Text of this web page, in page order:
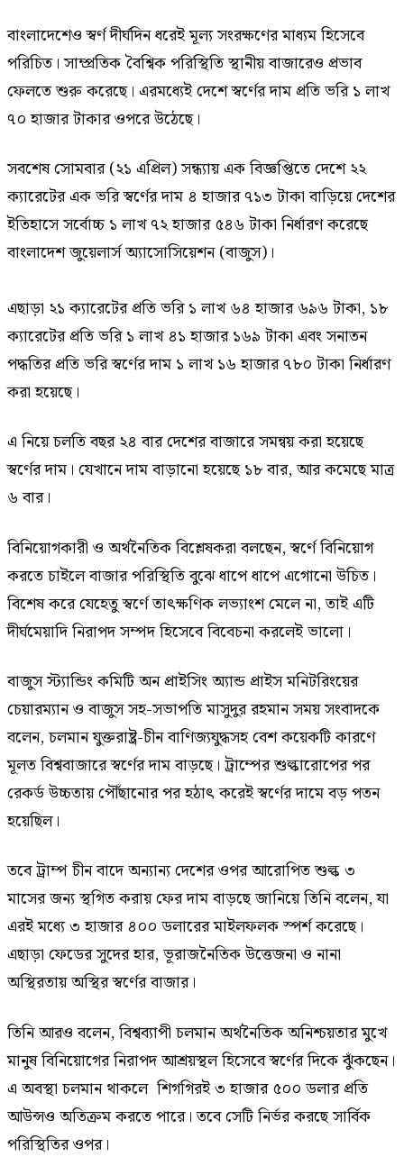
বাংলাদেশেও স্বর্ণ দীর্ঘদিন ধরেই মূল্য সংরক্ষণের মাধ্যম হিসেবে
পরিচিত। সাম্প্রতিক বৈশ্বিক পরিস্থিতি স্থানীয় বাজারেও প্রভাব
ফেলতে শুরু করেছে। এরমধ্যেই দেশে স্বর্ণের দাম প্রতি ভরি ১ লাখ
৭০ হাজার টাকার ওপরে উঠেছে।
সবশেষ সোমবার (২১ এপ্রিল) সন্ধ্যায় এক বিজ্ঞপ্তিতে দেশে ২২
ক্যারেটের এক ভরি স্বর্ণের দাম ৪ হাজার ৭১৩ টাকা বাড়িয়ে দেশের
ইতিহাসে সর্বোচ্চ ১ লাখ ৭২ হাজার ৫৪৬ টাকা নির্ধারণ করেছে
বাংলাদেশ জুয়েলার্স অ্যাসোসিয়েশন (বাজুস)।
এছাড়া ২১ ক্যারেটের প্রতি ভরি ১ লাখ ৬৪ হাজার ৬৯৬ টাকা, ১৮
ক্যারেটের প্রতি ভরি ১ লাখ ৪১ হাজার ১৬৯ টাকা এবং সনাতন
পদ্ধতির প্রতি ভরি স্বর্ণের দাম ১ লাখ ১৬ হাজার ৭৮০ টাকা নির্ধারণ
করা হয়েছে।
এ নিয়ে চলতি বছর ২৪ বার দেশের বাজারে সমন্বয় করা হয়েছে
স্বর্ণের দাম। যেখানে দাম বাড়ানো হয়েছে ১৮ বার, আর কমেছে মাত্র
৬ বার।
বিনিয়োগকারী ও অর্থনৈতিক বিশ্লেষকরা বলছেন, স্বর্ণে বিনিয়োগ
করতে চাইলে বাজার পরিস্থিতি বুঝে ধাপে ধাপে এগোনো উচিত।
বিশেষ করে যেহেতু স্বর্ণে তাৎক্ষণিক লভ্যাংশ মেলে না, তাই এটি
দীর্ঘমেয়াদি নিরাপদ সম্পদ হিসেবে বিবেচনা করলেই ভালো।
বাজুস স্ট্যান্ডিং কমিটি অন প্রাইসিং অ্যান্ড প্রাইস মনিটরিংয়ের
চেয়ারম্যান ও বাজুস সহ-সভাপতি মাসুদুর রহমান সময় সংবাদকে
বলেন, চলমান যুক্তরাষ্ট্র-চীন বাণিজ্যযুদ্ধসহ বেশ কয়েকটি কারণে
মূলত বিশ্ববাজারে স্বর্ণের দাম বাড়ছে। ট্রাম্পের শুল্কারোপের পর
রেকর্ড উচ্চতায় পৌঁছানোর পর হঠাৎ করেই স্বর্ণের দামে বড় পতন
হয়েছিল।
তবে ট্রাম্প চীন বাদে অন্যান্য দেশের ওপর আরোপিত শুল্ক ৩
মাসের জন্য স্থগিত করায় ফের দাম বাড়ছে জানিয়ে তিনি বলেন, যা
এরই মধ্যে ৩ হাজার ৪০০ ডলারের মাইলফলক স্পর্শ করেছে।
এছাড়া ফেডের সুদের হার, ভূরাজনৈতিক উত্তেজনা ও নানা
অস্থিরতায় অস্থির স্বর্ণের বাজার।
তিনি আরও বলেন, বিশ্বব্যাপী চলমান অর্থনৈতিক অনিশ্চয়তার মুখে
মানুষ বিনিয়োগের নিরাপদ আশ্রয়স্থল হিসেবে স্বর্ণের দিকে ঝুঁকছেন।
এ অবস্থা চলমান থাকলে শিগগিরই ৩ হাজার ৫০০ ডলার প্রতি
আউন্সও অতিক্রম করতে পারে। তবে সেটি নির্ভর করছে সার্বিক
পরিস্থিতির ওপর।